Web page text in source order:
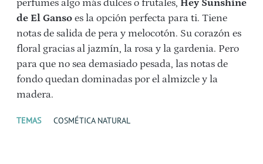
perfumes algo más dulces o frutales, Hey Sunshine
de El Ganso es la opción perfecta para ti. Tiene
notas de salida de pera y melocotón. Su corazón es
floral gracias al jazmín, la rosa y la gardenia. Pero
para que no sea demasiado pesada, las notas de
fondo quedan dominadas por el almizcle y la
madera.
TEMAS COSMÉTICA NATURAL